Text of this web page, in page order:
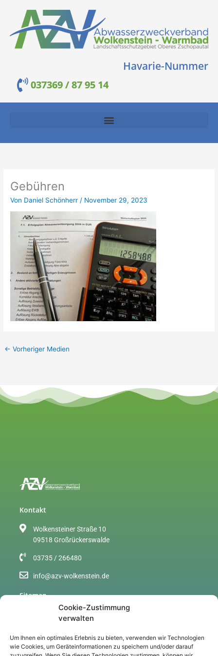
Cookie-Zustimmung
verwalten
Um Ihnen ein optimales Erlebnis zu bieten, verwenden wir Technologien
wie Cookies, um Geräteinformationen zu speichern und/oder darauf
springen
Havarie-Nummer
037369 / 87 95 14
Gebühren
Von Daniel Schönherr / November 29, 2023
← Vorheriger Medien
Kontakt
Wolkensteiner Straße 10
09518 Großrückerswalde
03735 / 266480
info@azv-wolkenstein.de
Sitemap
Aktuelles